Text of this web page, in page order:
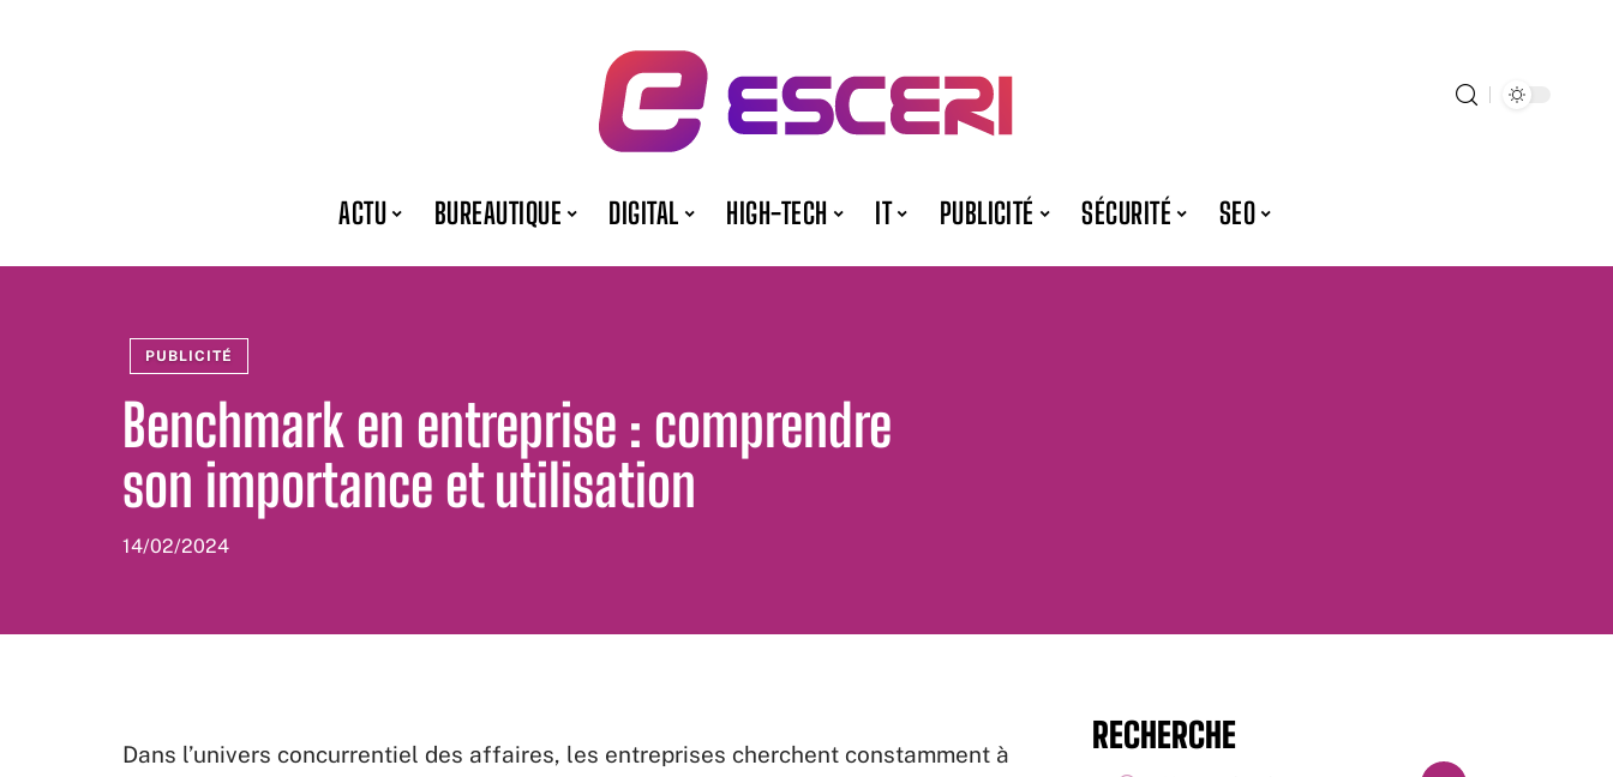
ACTU BUREAUTIQUE DIGITAL HIGH-TECH IT PUBLICITÉ SÉCURITÉ SEO
PUBLICITÉ
Benchmark en entreprise : comprendre
son importance et utilisation
14/02/2024
Dans l’univers concurrentiel des affaires, les entreprises cherchent constamment à
RECHERCHE